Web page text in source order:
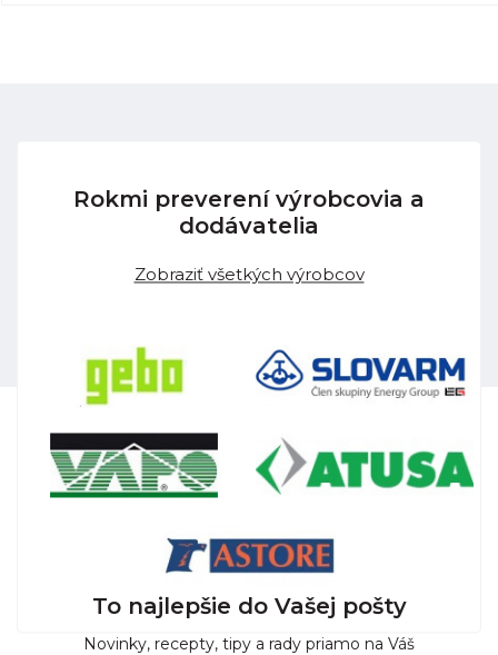
Rokmi preverení výrobcovia a
dodávatelia
Zobraziť všetkých výrobcov
To najlepšie do Vašej pošty
Novinky, recepty, tipy a rady priamo na Váš